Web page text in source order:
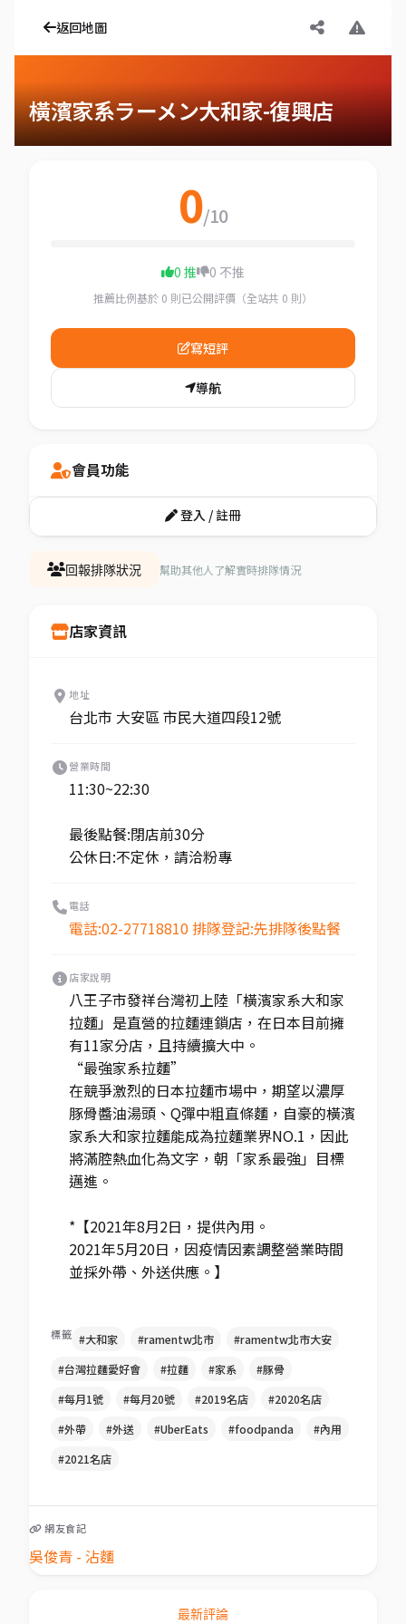
返回地圖
橫濱家系ラーメン大和家-復興店
回報排隊狀況 幫助其他人了解實時排隊情況
店家資訊
地址
台北市 大安區 市民大道四段12號
營業時間
11:30~22:30
最後點餐:閉店前30分
公休日:不定休，請洽粉專
電話
電話:02-27718810 排隊登記:先排隊後點餐
店家說明
八王子市發祥台灣初上陸「橫濱家系大和家
拉麵」是直營的拉麵連鎖店，在日本目前擁
有11家分店，且持續擴大中。
“最強家系拉麵”
在競爭激烈的日本拉麵市場中，期望以濃厚
豚骨醬油湯頭、Q彈中粗直條麵，自豪的橫濱
家系大和家拉麵能成為拉麵業界NO.1，因此
將滿腔熱血化為文字，朝「家系最強」目標
邁進。
*【2021年8月2日，提供內用。
2021年5月20日，因疫情因素調整營業時間
並採外帶、外送供應。】
標籤 #大和家 #ramentw北市
#ramentw北市大安
#台灣拉麵愛好會
#拉麵 #家系
#豚骨
#每月1號
#每月20號 #2019名店
#2020名店
#外帶
#外送 #UberEats #foodpanda
#內用
#2021名店
網友食記
吳俊青 - 沾麵
最新評論
0/10
0 推 0 不推
推薦比例基於 0 則已公開評價（全站共 0 則）
寫短評
導航
會員功能
登入 / 註冊